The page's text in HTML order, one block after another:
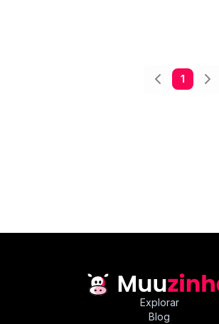
1
Explorar
Blog